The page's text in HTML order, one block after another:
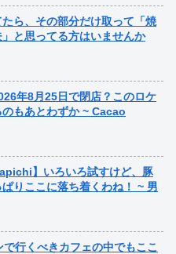
ら、その部分だけ取って「焼
と思ってる方はいませんか
年8月25日で閉店？このロケ
もあとわずか ~ Cacao
】いろいろ試すけど、豚
りここに落ち着くわね！ ~ 男
で行くべきカフェの中でもここ